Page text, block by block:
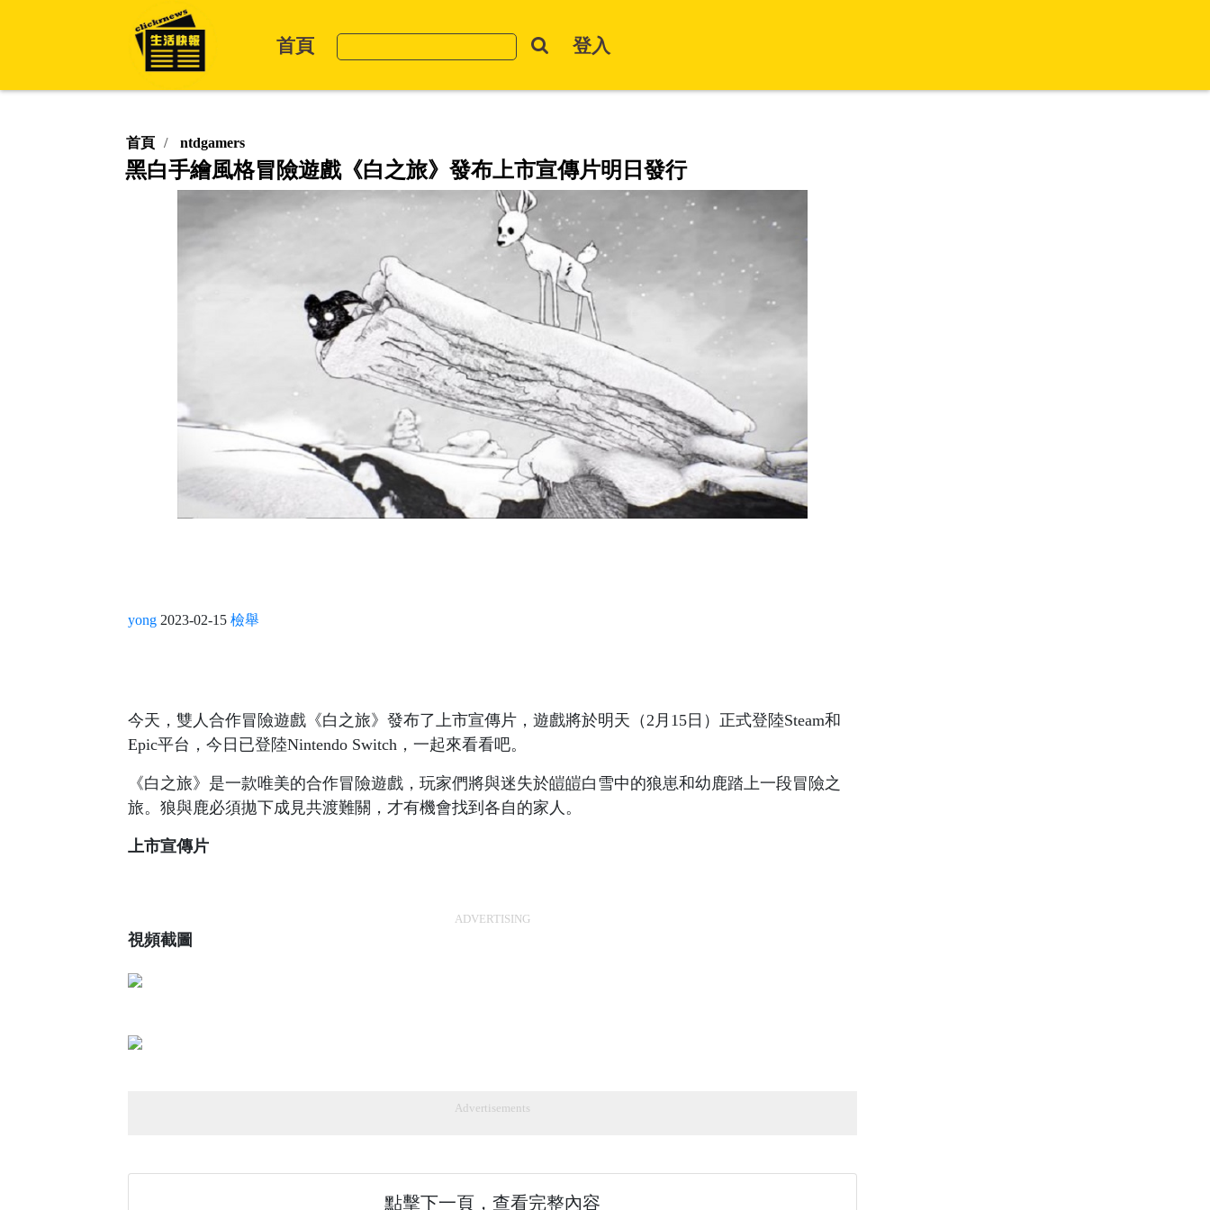
首頁 登入
首頁 ntdgamers
黑白手繪風格冒險遊戲《白之旅》發布上市宣傳片明日發行
yong 2023-02-15 檢舉
今天，雙人合作冒險遊戲《白之旅》發布了上市宣傳片，遊戲將於明天（2月15日）正式登陸Steam和
Epic平台，今日已登陸Nintendo Switch，一起來看看吧。
《白之旅》是一款唯美的合作冒險遊戲，玩家們將與迷失於皚皚白雪中的狼崽和幼鹿踏上一段冒險之
旅。狼與鹿必須拋下成見共渡難關，才有機會找到各自的家人。
上市宣傳片
ADVERTISING
視頻截圖
Advertisements
點擊下一頁，查看完整內容